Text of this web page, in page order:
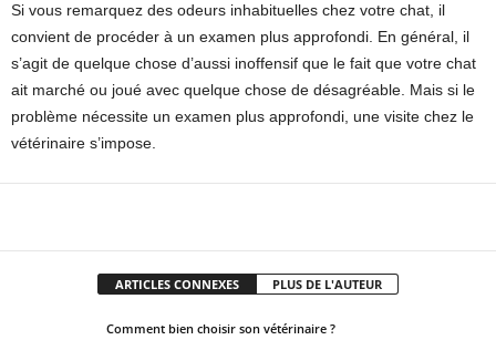
Si vous remarquez des odeurs inhabituelles chez votre chat, il
convient de procéder à un examen plus approfondi. En général, il
s’agit de quelque chose d’aussi inoffensif que le fait que votre chat
ait marché ou joué avec quelque chose de désagréable. Mais si le
problème nécessite un examen plus approfondi, une visite chez le
vétérinaire s’impose.
ARTICLES CONNEXES PLUS DE L'AUTEUR
Comment bien choisir son vétérinaire ?